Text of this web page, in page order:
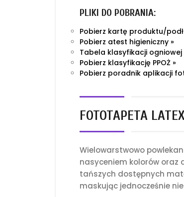
PLIKI DO POBRANIA:
Pobierz kartę produktu/
Pobierz atest higieniczny »
Tabela klasyfikacji ogniowej
Pobierz klasyfikację PPOŻ »
Pobierz poradnik aplikacji
FOTOTAPETA
Wielowarstwowo
nasyceniem kolorów oraz
tańszych dostępnych
maskując jednocześnie